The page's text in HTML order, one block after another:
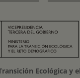
Ecológica y